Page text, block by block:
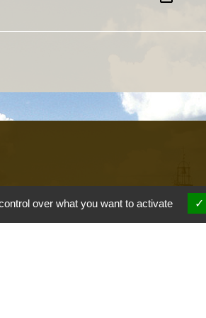
over what you want to activate